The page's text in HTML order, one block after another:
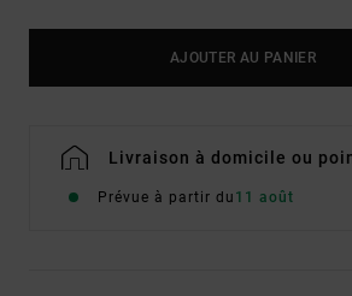
AJOUTER AU PANIER
Livraison à domicile ou
Prévue à partir du 11 août